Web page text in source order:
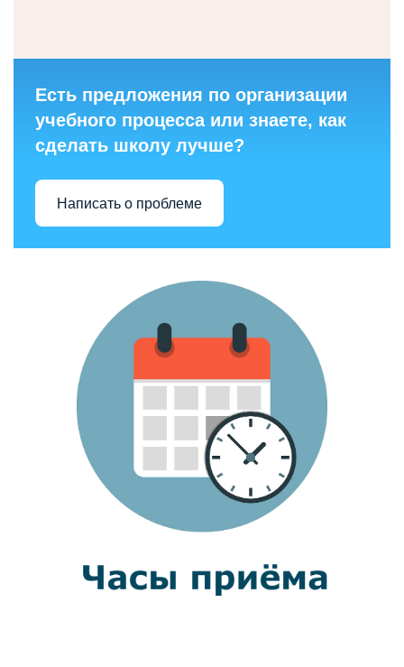
Есть предложения по организации
учебного процесса или знаете, как
сделать школу лучше?
Написать о проблеме